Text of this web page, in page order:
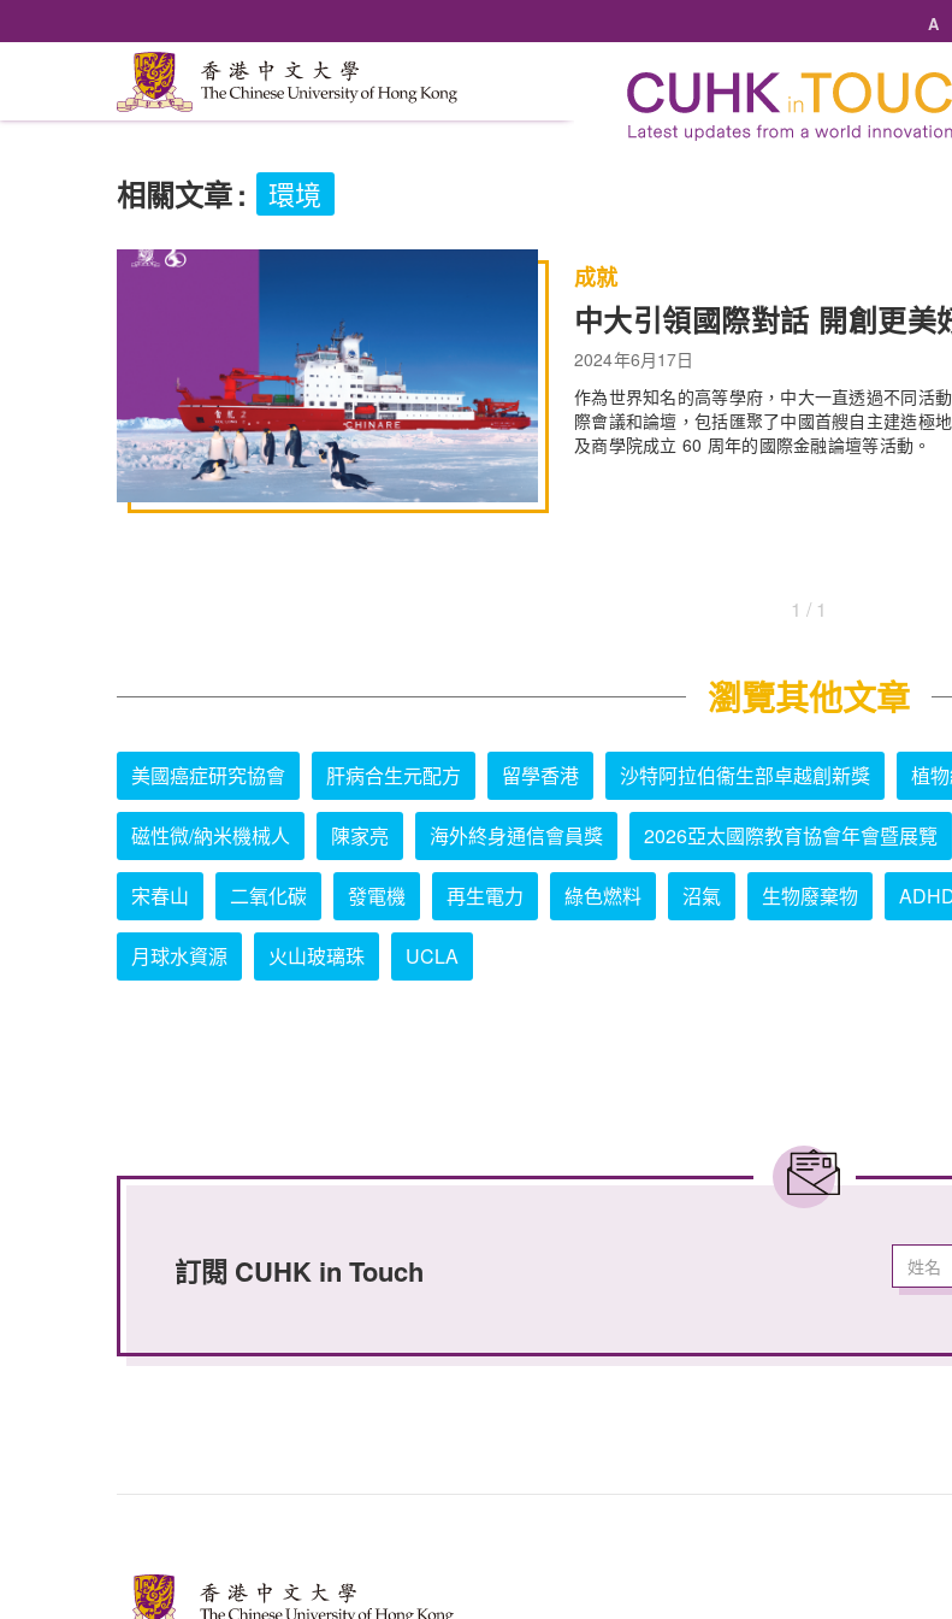
A
相關文章: 環境
成就
中大引領國際對話 開創更美
2024年6月17日
作為世界知名的高等學府，中大一直透過不同活
際會議和論壇，包括匯聚了中國首艘自主建造極
及商學院成立 60 周年的國際金融論壇等活動。
1 / 1
瀏覽其他文章
美國癌症研究協會 肝病合生元配方 留學香港 沙特阿拉伯衞生部卓越創新獎 植
磁性微/納米機械人 陳家亮 海外終身通信會員獎 2026亞太國際教育協會年會暨展覽
宋春山 二氧化碳 發電機 再生電力 綠色燃料 沼氣 生物廢棄物
月球水資源 火山玻璃珠 UCLA
訂閱 CUHK in Touch